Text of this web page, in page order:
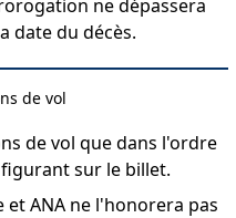
ne dépassera
date du décès.
de vol
de vol que dans l'ordre
sur le billet.
et ANA ne l'honorera pas